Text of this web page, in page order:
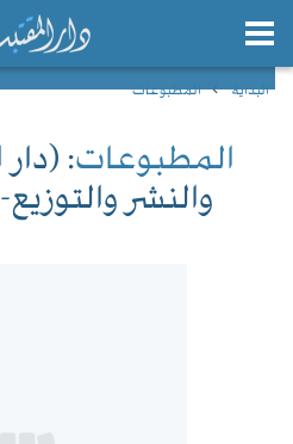
البداية المطبوعات
المطبوعات:
والنشر